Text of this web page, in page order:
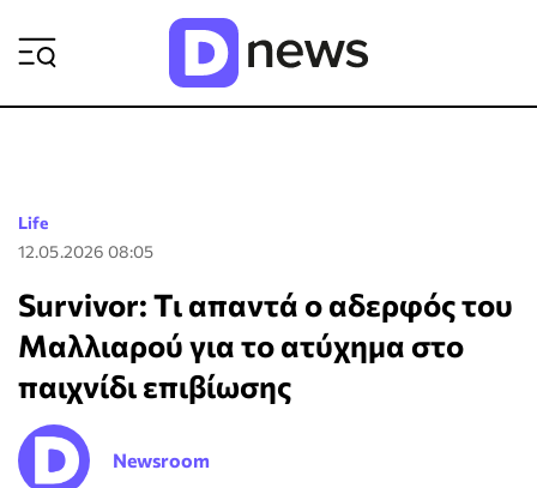
Life
12.05.2026 08:05
Survivor: Τι απαντά ο αδερφός του
Μαλλιαρού για το ατύχημα στο
παιχνίδι επιβίωσης
Newsroom